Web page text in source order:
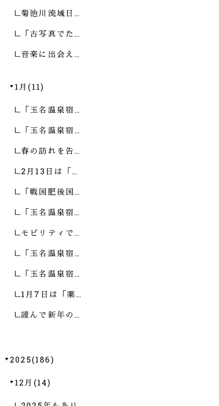
菊池川流域日…
「古写真でた…
音楽に出会え…
1月(11)
「玉名温泉宿…
「玉名温泉宿…
春の訪れを告…
2月13日は「…
「戦国肥後国…
「玉名温泉宿…
モビリティで…
「玉名温泉宿…
「玉名温泉宿…
1月7日は「薬…
謹んで新年の…
2025(186)
12月(14)